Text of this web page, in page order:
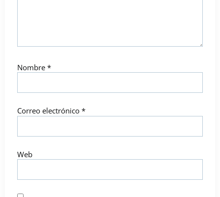
Nombre *
Correo electrónico *
Web